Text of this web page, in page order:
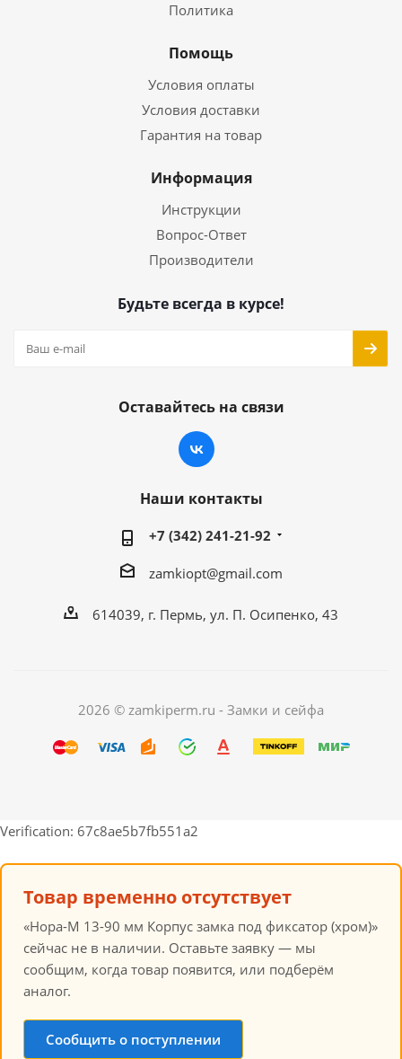
Политика
Помощь
Условия оплаты
Условия доставки
Гарантия на товар
Информация
Инструкции
Вопрос-Ответ
Производители
Будьте всегда в курсе!
Оставайтесь на связи
Наши контакты
+7 (342) 241-21-92
zamkiopt@gmail.com
614039, г. Пермь, ул. П. Осипенко, 43
2026 © zamkiperm.ru - Замки и сейфа
Verification: 67c8ae5b7fb551a2
Товар временно отсутствует
«Нора-М 13-90 мм Корпус замка под фиксатор (хром)»
сейчас не в наличии. Оставьте заявку — мы
сообщим, когда товар появится, или подберём
аналог.
Сообщить о поступлении